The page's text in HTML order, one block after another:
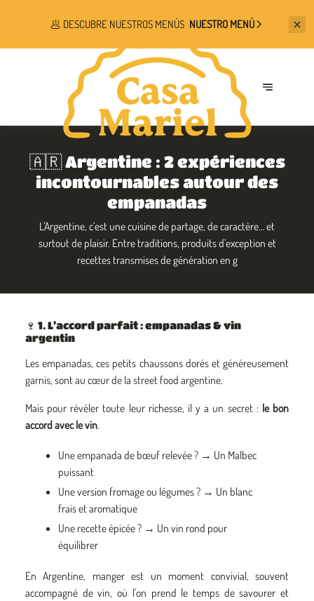
🥟 DESCUBRE NUESTROS MENÚS NUESTRO MENÚ
🇦🇷 Argentine : 2 expériences
incontournables autour des
empanadas
L’Argentine, c’est une cuisine de partage, de caractère… et
surtout de plaisir. Entre traditions, produits d’exception et
recettes transmises de génération en g
🍷 1. L’accord parfait : empanadas & vin
argentin
Les empanadas, ces petits chaussons dorés et généreusement
garnis, sont au cœur de la street food argentine.
Mais pour révéler toute leur richesse, il y a un secret : le bon
accord avec le vin.
Une empanada de bœuf relevée ? → Un Malbec
puissant
Une version fromage ou légumes ? → Un blanc
frais et aromatique
Une recette épicée ? → Un vin rond pour
équilibrer
En Argentine, manger est un moment convivial, souvent
accompagné de vin, où l’on prend le temps de savourer et